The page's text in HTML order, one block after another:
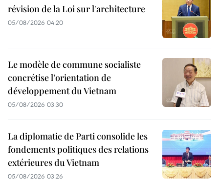
révision de la Loi sur l'architecture
05/08/2026 04:20
Le modèle de commune socialiste
concrétise l’orientation de
développement du Vietnam
05/08/2026 03:30
La diplomatie de Parti consolide les
fondements politiques des relations
extérieures du Vietnam
05/08/2026 03:26